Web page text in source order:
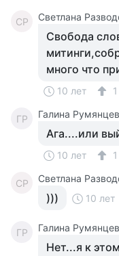
СР Светлана
Свобода
много что
10 лет 1
ГР Галина
Ага....или
10 лет 1
СР Светлана
))) 10 лет
ГР Галина
Нет...я к